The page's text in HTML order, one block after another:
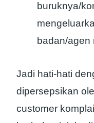
buruknya/
badan/agen
Jadi hati-hati
dipersepsikan
customer